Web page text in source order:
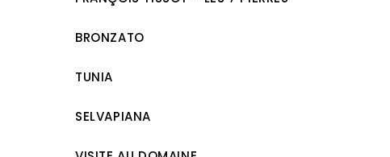
BRONZATO
TUNIA
SELVAPIANA